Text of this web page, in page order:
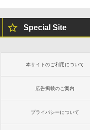
Special Site
本サイトのご利用について
広告掲載のご案内
プライバシーについて